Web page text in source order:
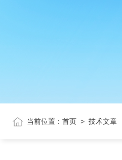
当前位置： 首页 > 技术文章